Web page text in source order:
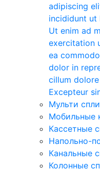
adipiscing
incididunt ut
Ut enim ad
exercitation
ea
dolor in
cillum
Excepteur
Мульти
Мобильные
Кассетные
Напольно-
Канальные
Колонные